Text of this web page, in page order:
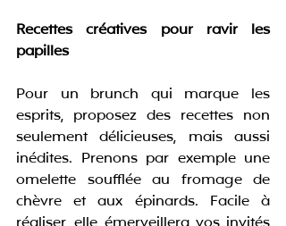
Recettes créatives pour ravir les
papilles
Pour un brunch qui marque les
esprits, proposez des recettes non
seulement délicieuses, mais aussi
inédites. Prenons par exemple une
omelette soufflée au fromage de
chèvre et aux épinards. Facile à